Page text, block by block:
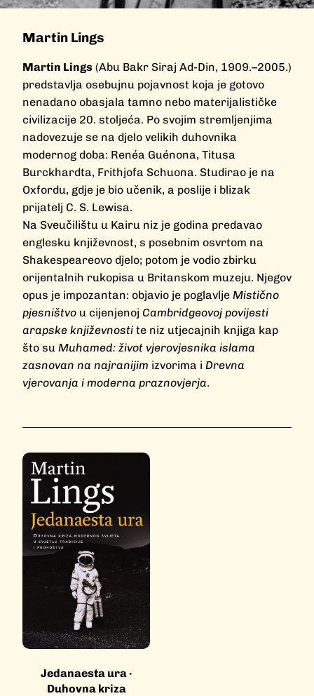
Martin Lings
Martin Lings (Abu Bakr Siraj Ad-Din, 1909.–2005.)
predstavlja osebujnu pojavnost koja je gotovo
nenadano obasjala tamno nebo materijalističke
civilizacije 20. stoljeća. Po svojim stremljenjima
nadovezuje se na djelo velikih duhovnika
modernog doba: Renéa Guénona, Titusa
Burckhardta, Frithjofa Schuona. Studirao je na
Oxfordu, gdje je bio učenik, a poslije i blizak
prijatelj C. S. Lewisa.
Na Sveučilištu u Kairu niz je godina predavao
englesku književnost, s posebnim osvrtom na
Shakespeareovo djelo; potom je vodio zbirku
orijentalnih rukopisa u Britanskom muzeju. Njegov
opus je impozantan: objavio je poglavlje Mistično
pjesništvo u cijenjenoj Cambridgeovoj povijesti
arapske književnosti te niz utjecajnih knjiga kap
što su Muhamed: život vjerovjesnika islama
zasnovan na najranijim izvorima i Drevna
vjerovanja i moderna praznovjerja.
Jedanaesta ura ·
Duhovna kriza